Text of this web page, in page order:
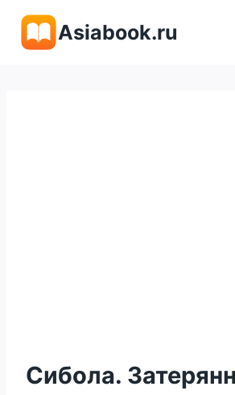
содержимому
Asiabook.ru
Сибола.